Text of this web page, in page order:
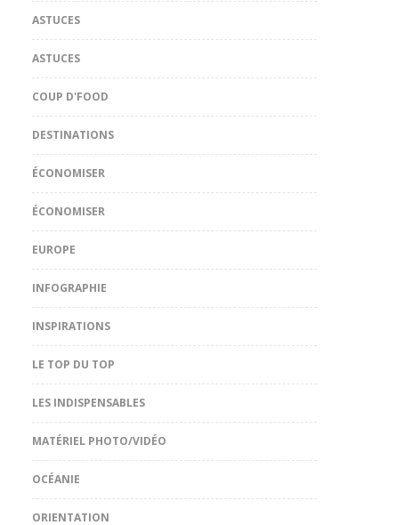
ASTUCES
ASTUCES
COUP D'FOOD
DESTINATIONS
ÉCONOMISER
ÉCONOMISER
EUROPE
INFOGRAPHIE
INSPIRATIONS
LE TOP DU TOP
LES INDISPENSABLES
MATÉRIEL PHOTO/VIDÉO
OCÉANIE
ORIENTATION